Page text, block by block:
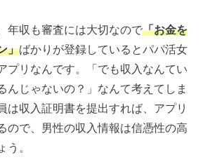
年収も審査には大切なので「お金を
」ばかりが登録しているとパパ活女
プリなんです。「でも収入なんてい
んじゃないの？」なんて考えてしま
は収入証明書を提出すれば、アプリ
ので、男性の収入情報は信憑性の高
う。